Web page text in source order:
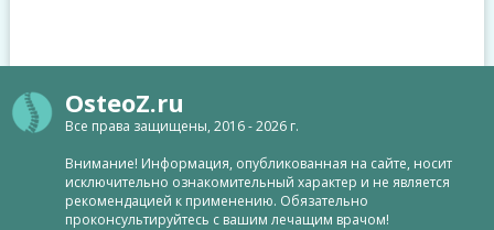
OsteoZ.ru
Все права защищены, 2016 - 2026 г.
Внимание! Информация, опубликованная на сайте, носит
исключительно ознакомительный характер и не является
рекомендацией к применению. Обязательно
проконсультируйтесь с вашим лечащим врачом!